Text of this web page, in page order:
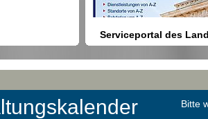
Serviceportal des
Berlin
Anmeldung bei Ämtern usw.
Bitte